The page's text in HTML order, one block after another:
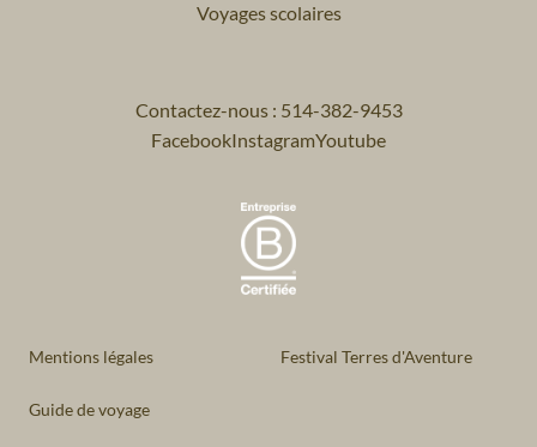
Voyages scolaires
Contactez-nous : 514-382-9453
FacebookInstagramYoutube
Mentions légales Festival Terres d'Aventure
Guide de voyage